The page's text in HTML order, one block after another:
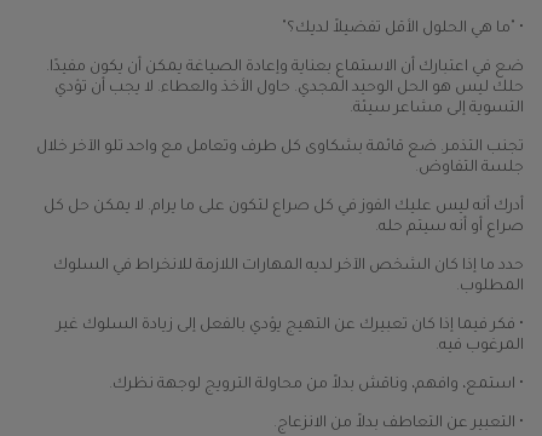
• "ما هي الحلول الأقل تفضيلاً لديك؟"
ضع في اعتبارك أن الاستماع بعناية وإعادة الصياغة يمكن أن يكون مفيدًا.
حلك ليس هو الحل الوحيد المجدي. حاول الأخذ والعطاء. لا يجب أن تؤدي
التسوية إلى مشاعر سيئة.
تجنب التذمر. ضع قائمة بشكاوى كل طرف وتعامل مع واحد تلو الآخر خلال
جلسة التفاوض.
أدرك أنه ليس عليك الفوز في كل صراع لتكون على ما يرام. لا يمكن حل كل
صراع أو أنه سيتم حله.
حدد ما إذا كان الشخص الآخر لديه المهارات اللازمة للانخراط في السلوك
المطلوب.
• فكر فيما إذا كان تعبيرك عن التهيج يؤدي بالفعل إلى زيادة السلوك غير
المرغوب فيه.
• استمع، وافهم، وناقش بدلاً من محاولة الترويج لوجهة نظرك.
• التعبير عن التعاطف بدلاً من الانزعاج.